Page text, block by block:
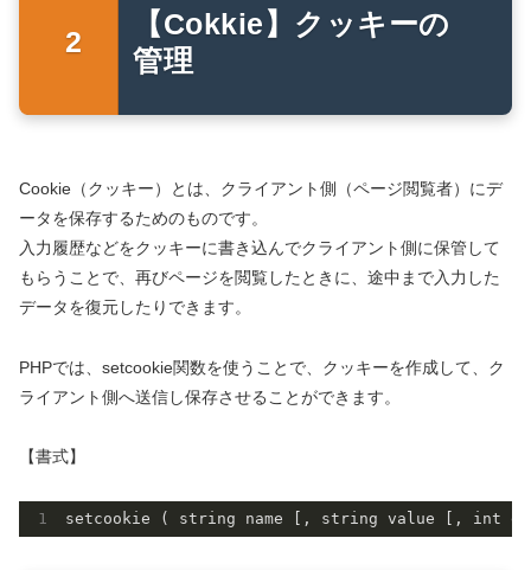
【Cokkie】クッキーの
管理
Cookie（クッキー）とは、クライアント側（ページ閲覧者）にデ
ータを保存するためのものです。
入力履歴などをクッキーに書き込んでクライアント側に保管して
もらうことで、再びページを閲覧したときに、途中まで入力した
データを復元したりできます。
PHPでは、setcookie関数を使うことで、クッキーを作成して、ク
ライアント側へ送信し保存させることができます。
【書式】